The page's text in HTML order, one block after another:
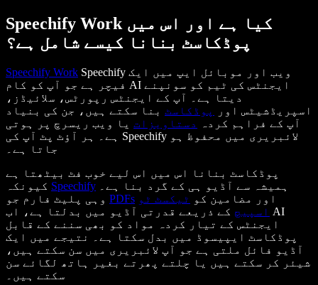
Speechify Work کیا ہے اور اس میں
پوڈکاسٹ بنانا کیسے شامل ہے؟
Speechify Work Speechify ویب اور موبائل ایپ میں ایک
فیچر ہے جو آپ کو کام AI ایجنٹس کی ٹیم کو سونپنے
دیتا ہے۔ آپ کے ایجنٹس رپورٹس، سلائیڈز،
اسپریڈشیٹس اور
پوڈکاسٹ بنا سکتے ہیں، جن کی بنیاد
آپ کے فراہم کردہ
دستاویزات یا ویب ریسرچ پر ہوتی
ہے۔ ہر آؤٹ پٹ آپ کی Speechify لائبریری میں محفوظ ہو
جاتا ہے۔
پوڈکاسٹ بنانا اس میں اس لیے خوب فٹ بیٹھتا ہے
Speechify
PDFs اور مضامین کو ٹیکسٹ ٹو
اسپیچ کے ذریعے قدرتی آڈیو میں بدلتا ہے، اب AI
ایجنٹس کے تیار کردہ مواد کو بھی سننے کے قابل
پوڈکاسٹ ایپیسوڈ میں بدل سکتا ہے۔ نتیجے میں ایک
آڈیو فائل ملتی ہے جو آپ لائبریری میں سن سکتے ہیں،
شیئر کر سکتے ہیں یا چلتے پھرتے بغیر ہاتھ لگائے سن
سکتے ہیں۔